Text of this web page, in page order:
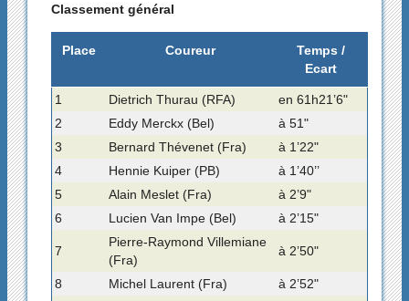
Classement général
Place Coureur
Temps /
Ecart
1 Dietrich Thurau (RFA)
en 61h21’6"
2
Eddy Merckx (Bel)
à 51"
3
Bernard Thévenet (Fra)
à 1’22"
4
Hennie Kuiper (PB)
à 1’40’’
5
Alain Meslet (Fra)
à 2’9"
6
Lucien Van Impe (Bel) à 2’15"
7
Pierre-Raymond Villemiane
(Fra)
à 2’50"
8 Michel Laurent (Fra)
à 2’52"